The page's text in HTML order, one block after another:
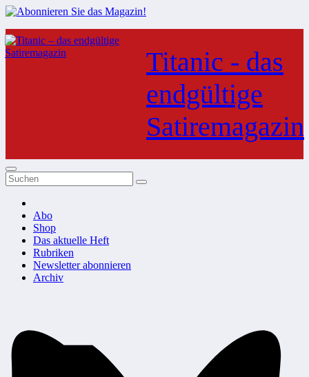
Zum
Inhalt
springen
Titanic - das
endgültige
Satiremagazin
Abo
Shop
Das aktuelle Heft
Rubriken
Newsletter abonnieren
Archiv